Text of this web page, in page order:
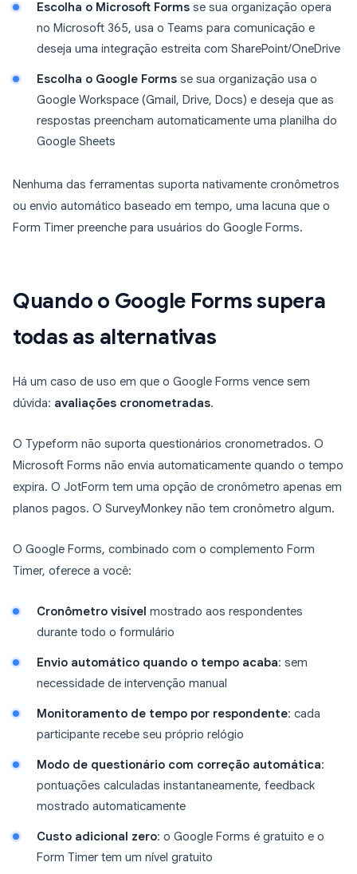
Escolha o Microsoft Forms se sua organização opera
no Microsoft 365, usa o Teams para comunicação e
deseja uma integração estreita com SharePoint/OneDrive
Escolha o Google Forms se sua organização usa o
Google Workspace (Gmail, Drive, Docs) e deseja que as
respostas preencham automaticamente uma planilha do
Google Sheets
Nenhuma das ferramentas suporta nativamente cronômetros
ou envio automático baseado em tempo, uma lacuna que o
Form Timer preenche para usuários do Google Forms.
Quando o Google Forms supera
todas as alternativas
Há um caso de uso em que o Google Forms vence sem
dúvida: avaliações cronometradas.
O Typeform não suporta questionários cronometrados. O
Microsoft Forms não envia automaticamente quando o tempo
expira. O JotForm tem uma opção de cronômetro apenas em
planos pagos. O SurveyMonkey não tem cronômetro algum.
O Google Forms, combinado com o complemento Form
Timer, oferece a você:
Cronômetro visível mostrado aos respondentes
durante todo o formulário
Envio automático quando o tempo acaba: sem
necessidade de intervenção manual
Monitoramento de tempo por respondente: cada
participante recebe seu próprio relógio
Modo de questionário com correção automática:
pontuações calculadas instantaneamente, feedback
mostrado automaticamente
Custo adicional zero: o Google Forms é gratuito e o
Form Timer tem um nível gratuito